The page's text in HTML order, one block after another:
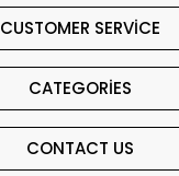
CUSTOMER SERVİCE
CATEGORİES
CONTACT US